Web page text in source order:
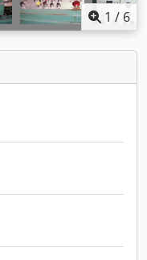
1 / 6